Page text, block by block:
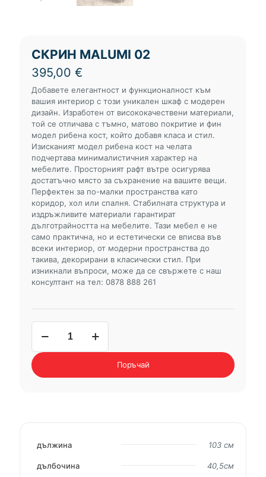
СКРИН MALUMI 02
395,00 €
Добавете елегантност и функционалност към
вашия интериор с този уникален шкаф с модерен
дизайн. Изработен от висококачествени материали,
той се отличава с тъмно, матово покритие и фин
модел рибена кост, който добавя класа и стил.
Изисканият модел рибена кост на челата
подчертава минималистичния характер на
мебелите. Просторният рафт вътре осигурява
достатъчно място за съхранение на вашите вещи.
Перфектен за по-малки пространства като
коридор, хол или спалня. Стабилната структура и
издръжливите материали гарантират
дълготрайността на мебелите. Тази мебел е не
само практична, но и естетически се вписва във
всеки интериор, от модерни пространства до
такива, декорирани в класически стил. При
изникнали въпроси, може да се свържете с наш
консултант на тел: 0878 888 261
MALUMI
02
Поръчай
дължина 103 см
дълбочина 40,5см